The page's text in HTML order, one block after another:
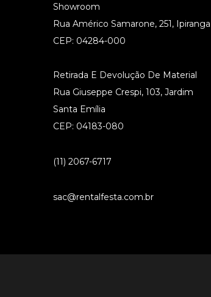
Showroom
Rua Américo Samarone, 251, Ipiranga
CEP: 04284-000
Retirada E Devolução De Material
Rua Giuseppe Crespi, 103, Jardim
Santa Emília
CEP: 04183-080
(11) 2067-6717
sac@rentalfesta.com.br